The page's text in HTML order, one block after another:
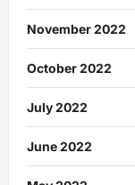
November 2022
October 2022
July 2022
June 2022